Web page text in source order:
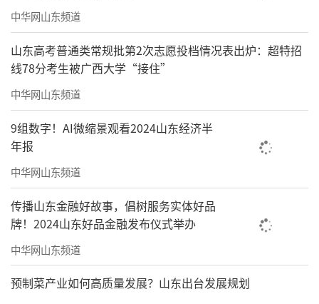
中华网山东频道
山东高考普通类常规批第2次志愿投档情况表出炉：超特招
线78分考生被广西大学“接住”
中华网山东频道
9组数字！AI微缩景观看2024山东经济半
年报
中华网山东频道
传播山东金融好故事，倡树服务实体好品
牌！2024山东好品金融发布仪式举办
中华网山东频道
预制菜产业如何高质量发展？山东出台发展规划